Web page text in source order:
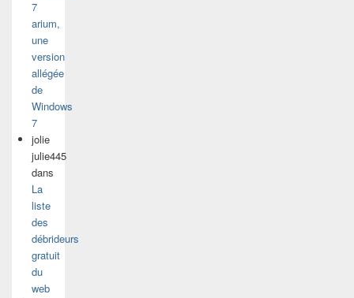
7
arium,
une
version
allégée
de
Windows
7
jolie
julie445
dans
La
liste
des
débrideurs
gratuit
du
web